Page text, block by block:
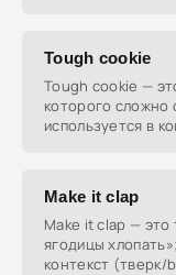
Tough cookie
Tough cookie —
которого сложно
используется в
Make it clap
Make it clap — это
ягодицы
контекст (тверк/